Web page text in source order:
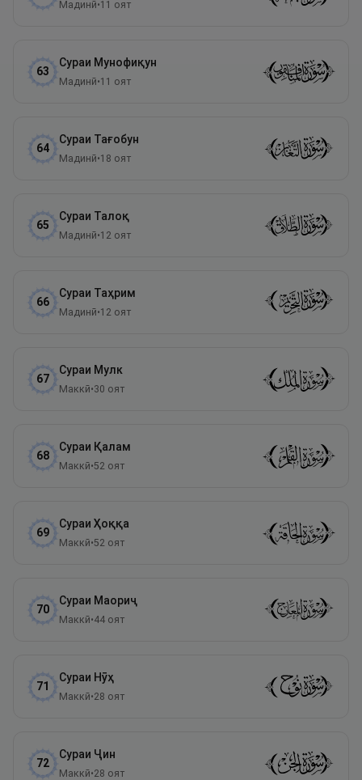
Мадинӣ•11 оят
63
Сураи Мунофиқун
Мадинӣ•11 оят
64
Сураи Тағобун
Мадинӣ•18 оят
65
Сураи Талоқ
Мадинӣ•12 оят
66
Сураи Таҳрим
Мадинӣ•12 оят
67
Сураи Мулк
Маккӣ•30 оят
68
Сураи Қалам
Маккӣ•52 оят
69
Сураи Ҳоққа
Маккӣ•52 оят
70
Сураи Маориҷ
Маккӣ•44 оят
71
Сураи Нӯҳ
Маккӣ•28 оят
72
Сураи Ҷин
Маккӣ•28 оят